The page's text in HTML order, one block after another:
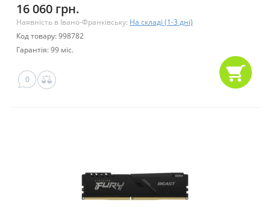
16 060 грн.
Наявність в Івано-Франківську: На складі (1-3 дні)
Код товару: 998782
Гарантія: 99 міс.
0